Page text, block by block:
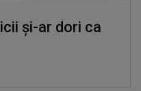
și-ar dori ca